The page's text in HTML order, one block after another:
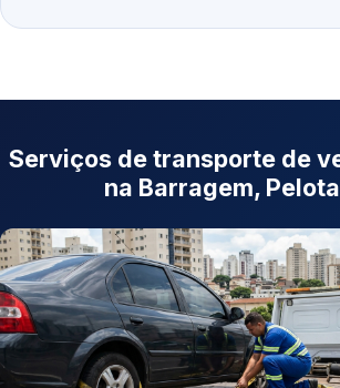
Serviços de transporte de
na Barragem,